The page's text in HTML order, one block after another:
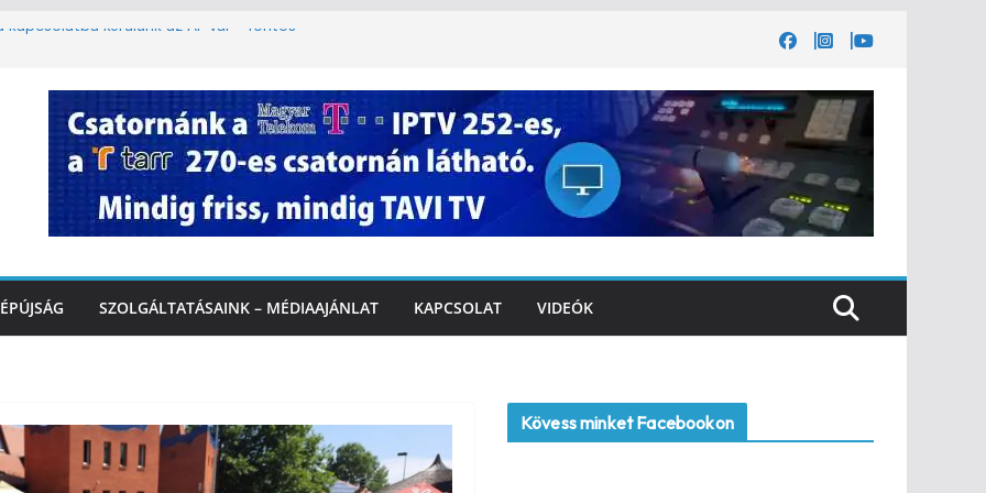
kapcsolatba kerülünk az AI-val – fontos
felfrissülés: jövő héten újra berobban
szolgáltatásnyújtás a hőségriadó alatt
Városi Gyógyfürdő és
SZOLGÁLTATÁSAINK – MÉDIAAJÁNLAT KAPCSOLAT VIDEÓK
Kövess minket Facebookon